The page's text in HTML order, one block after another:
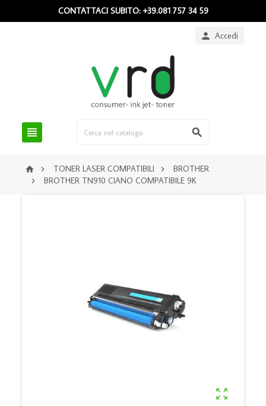
CONTATTACI SUBITO: +39.081 757 34 59
 Accedi
 
  TONER LASER COMPATIBILI  BROTHER
 BROTHER TN910 CIANO COMPATIBILE 9K
